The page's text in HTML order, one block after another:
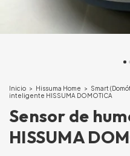
Inicio > Hissuma Home > Smart
inteligente HISSUMA DOMOTICA
Sensor de
HISSUMA